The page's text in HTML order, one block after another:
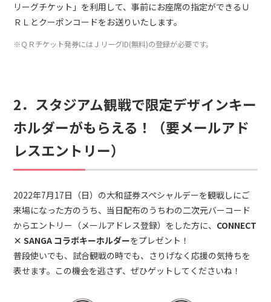
リーグチケット」を利用して、事前にお座席の指定ができるＵ
ＲＬとクーポンコードをお送りいたします。
※ＱＲチケット発券にはＪリーグID(無料)の登録が必要です。
2．スタジアム観戦で限定デザインキー
ホルダーがもらえる！（要メールアド
レスエントリー）
2022年7月17日（日）の大和証券スペシャルデーを観戦しにご
来場になった方のうち、当日配布のうちわの二次元バーコード
からエントリー（メールアドレス登録）をした方に、 CONNECT
× SANGA コラボキーホルダーをプレゼント！
普段使いでも、試合観戦の時でも、さりげなく応援の気持ちを
表せます。この機会を逃さず、ぜひゲットしてくださいね！